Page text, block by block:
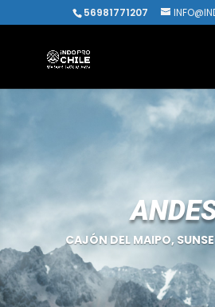
56981771207
CAJÓN DEL MAIPO,